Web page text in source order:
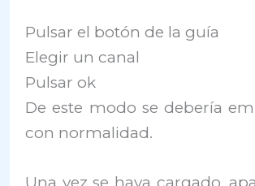
Pulsar el botón de la guía
Elegir un canal
Pulsar ok
De este modo se debería
con normalidad.